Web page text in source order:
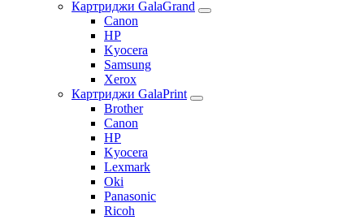
Картриджи GalaGrand
Canon
HP
Kyocera
Samsung
Xerox
Картриджи GalaPrint
Brother
Canon
HP
Kyocera
Lexmark
Oki
Panasonic
Ricoh